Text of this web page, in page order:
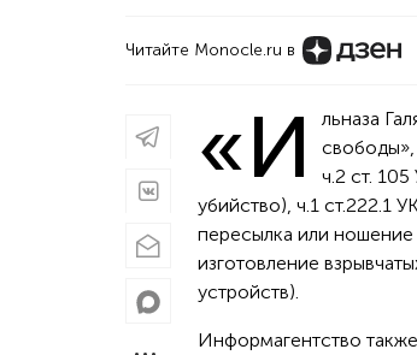
Читайте Monocle.ru в
«И
льназа
свободы»,
ч.2 ст.
убийство), ч.1 ст.222.1
пересылка или ношение
изготовление
устройств).
Информагентство